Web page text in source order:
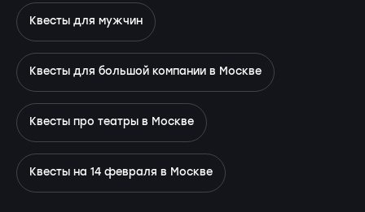
Квесты для мужчин
Квесты для большой компании в Москве
Квесты про театры в Москве
Квесты на 14 февраля в Москве